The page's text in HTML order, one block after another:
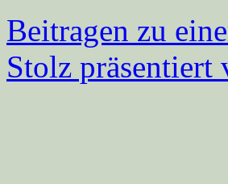
Beitragen zu
Stolz präsentiert